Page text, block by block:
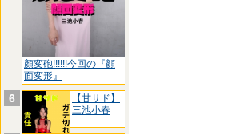
顏変砲!!!!!!今回の『顔
面変形』
6
【甘サド】
三池小春